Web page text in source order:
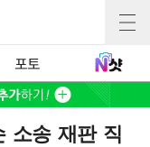
포토
소송 재판 직